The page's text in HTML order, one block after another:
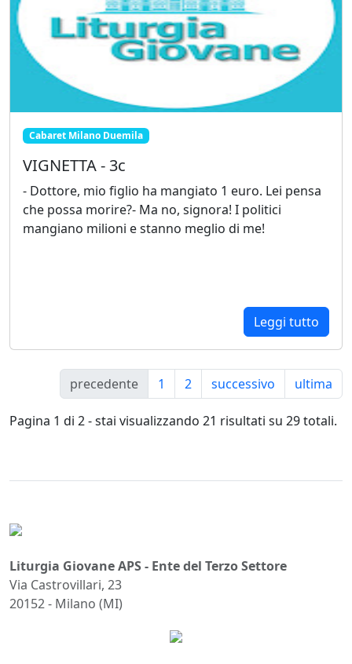
Cabaret Milano Duemila
VIGNETTA - 3c
- Dottore, mio figlio ha mangiato 1 euro. Lei pensa
che possa morire?- Ma no, signora! I politici
mangiano milioni e stanno meglio di me!
Leggi tutto
precedente 1 2 successivo ultima
Pagina 1 di 2 - stai visualizzando 21 risultati su 29 totali.
Liturgia Giovane APS - Ente del Terzo Settore
Via Castrovillari, 23
20152 - Milano (MI)